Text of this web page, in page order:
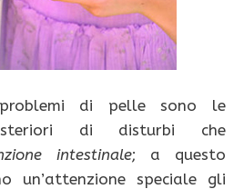
di pelle sono le
di disturbi che
intestinale; a questo
un’attenzione speciale gli